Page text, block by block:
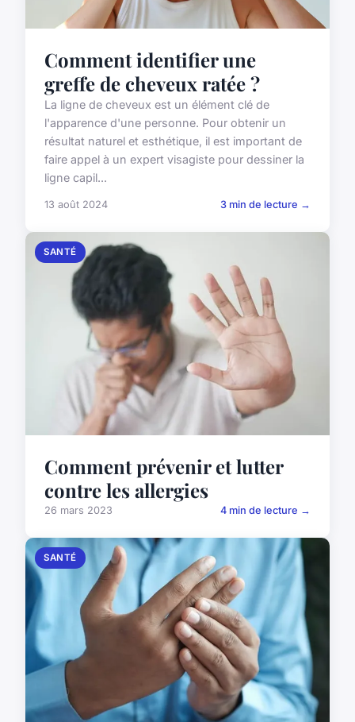
Comment identifier une
greffe de cheveux ratée ?
La ligne de cheveux est un élément clé de
l'apparence d'une personne. Pour obtenir un
résultat naturel et esthétique, il est important de
faire appel à un expert visagiste pour dessiner la
ligne capil...
13 août 2024 3 min de lecture →
SANTÉ
Comment prévenir et lutter
contre les allergies
26 mars 2023 4 min de lecture →
SANTÉ